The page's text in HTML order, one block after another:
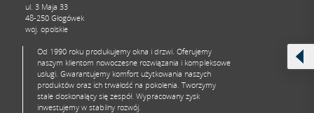
ul. 3 Maja 33
48-250 Głogówek
woj. opolskie
Od 1990 roku produkujemy okna i drzwi. Oferujemy
naszym klientom nowoczesne rozwiązania i kompleksowe
usługi. Gwarantujemy komfort użytkowania naszych
produktów oraz ich trwałość na pokolenia. Tworzymy
stale doskonalący się zespół. Wypracowany zysk
inwestujemy w stabilny rozwój.